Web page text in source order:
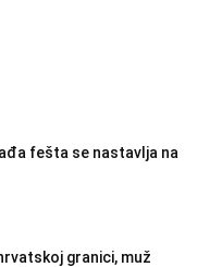
fešta se nastavlja na
granici, muž